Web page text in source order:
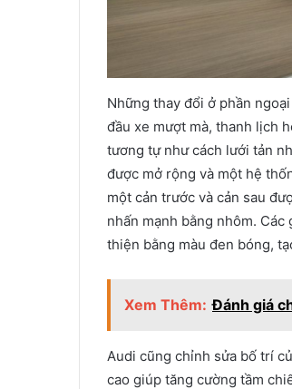
Những thay đổi ở phần
đầu xe mượt mà, thanh lịch
tương tự như cách lưới tản
được mở rộng và một hệ
một cản trước và cản sau
nhấn mạnh bằng nhôm.
thiện bằng màu đen bóng,
Xem Thêm: Đánh giá
Audi cũng chỉnh sửa bố trí
cao giúp tăng cường tầm